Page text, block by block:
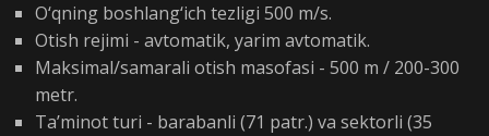
O‘qning boshlang‘ich tezligi 500 m/s.
Otish rejimi - avtomatik, yarim avtomatik.
Maksimal/samarali otish masofasi - 500 m / 200-300
metr.
Ta’minot turi - barabanli (71 patr.) va sektorli (35